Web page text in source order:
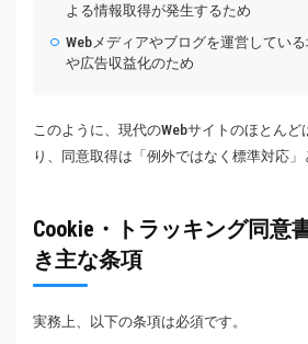
よる情報取得が発生するため
Webメディアやブログを運営してい
や広告収益化のため
このように、現代のWebサイトのほとんど
り、同意取得は「例外ではなく標準対応」
Cookie・トラッキング同意
き主な条項
実務上、以下の条項は必須です。